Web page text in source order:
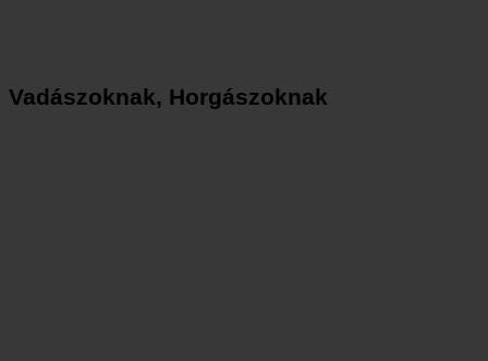
Vadászoknak, Horgászoknak